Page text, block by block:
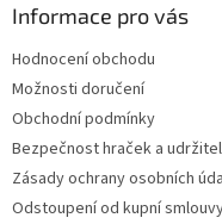
Informace pro vás
Hodnocení obchodu
Možnosti doručení
Obchodní podmínky
Bezpečnost hraček a
Zásady ochrany osobních
Odstoupení od kupní